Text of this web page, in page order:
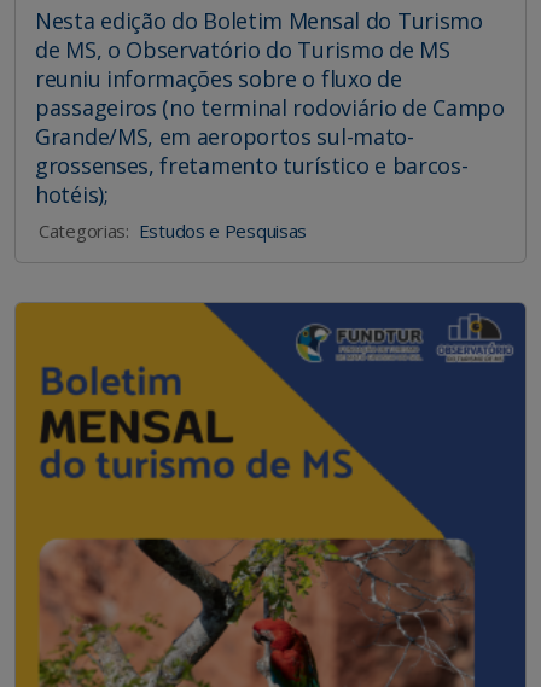
Nesta edição do Boletim Mensal do Turismo
de MS, o Observatório do Turismo de MS
reuniu informações sobre o fluxo de
passageiros (no terminal rodoviário de Campo
Grande/MS, em aeroportos sul-mato-
grossenses, fretamento turístico e barcos-
hotéis);
Categorias: Estudos e Pesquisas